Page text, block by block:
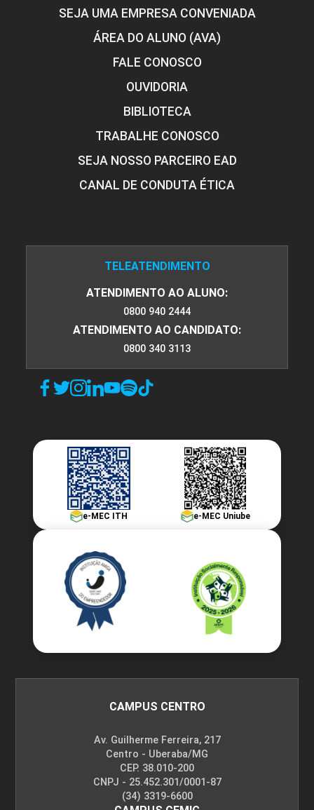
SEJA UMA EMPRESA CONVENIADA
ÁREA DO ALUNO (AVA)
FALE CONOSCO
OUVIDORIA
BIBLIOTECA
TRABALHE CONOSCO
SEJA NOSSO PARCEIRO EAD
CANAL DE CONDUTA ÉTICA
TELEATENDIMENTO
ATENDIMENTO AO ALUNO:
0800 940 2444
ATENDIMENTO AO CANDIDATO:
0800 340 3113
e-MEC ITH e-MEC Uniube
CAMPUS CENTRO
Av. Guilherme Ferreira, 217
Centro - Uberaba/MG
CEP. 38.010-200
CNPJ - 25.452.301/0001-87
(34) 3319-6600